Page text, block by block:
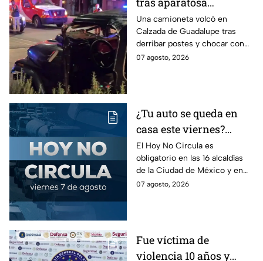
volcadura en Tepeyac
Insurgentes y operativo
en la Juárez, mientras
dormía
Una camioneta volcó en
Calzada de Guadalupe tras
derribar postes y chocar con
un árbol, dejando a tres
07 agosto, 2026
¿Tu auto se queda en
casa este viernes?
Revisa el Hoy No
Circula de este 7 de
agosto
El Hoy No Circula es
obligatorio en las 16 alcaldías
de la Ciudad de México y en
los municipios conurbados del
07 agosto, 2026
Fue víctima de
violencia 10 años y